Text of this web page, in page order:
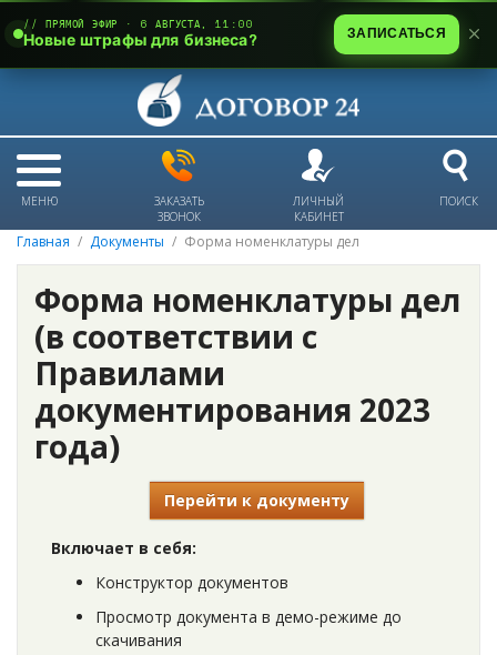
МЕНЮ
ЗАКАЗАТЬ
ЗВОНОК
ЛИЧНЫЙ
КАБИНЕТ
ПОИСК
Главная Документы Форма номенклатуры дел
Форма номенклатуры дел
(в соответствии с
Правилами
документирования 2023
года)
Перейти к документу
Включает в себя:
Конструктор документов
Просмотр документа в демо-режиме до
скачивания
// ПРЯМОЙ ЭФИР · 6 АВГУСТА, 11:00
Новые штрафы для бизнеса? ЗАПИСАТЬСЯ